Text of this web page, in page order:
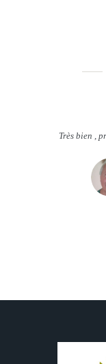
Très bien ,